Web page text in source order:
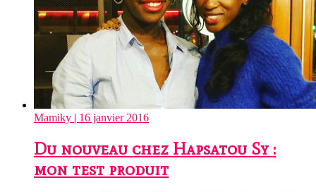
Mamiky | 16 janvier 2016
Du nouveau chez Hapsatou Sy :
mon test produit